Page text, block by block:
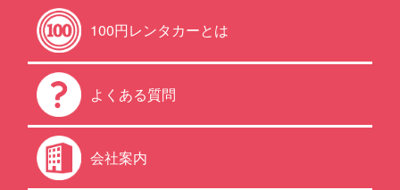
100円レンタカーとは
よくある質問
会社案内